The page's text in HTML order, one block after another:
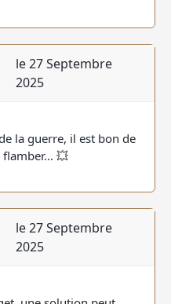
le 27 Septembre
2025
la guerre, il est bon de
💥
le 27 Septembre
2025